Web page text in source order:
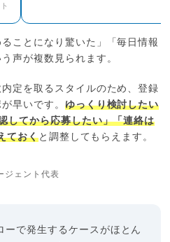
ことになり驚いた」「毎日情報
声が複数見られます。
定を取るスタイルのため、登録
早いです。 ゆっくり検討したい
してから応募したい」「連絡は
ておくと調整してもらえます。
ジェント代表
ーで発生するケースがほとん